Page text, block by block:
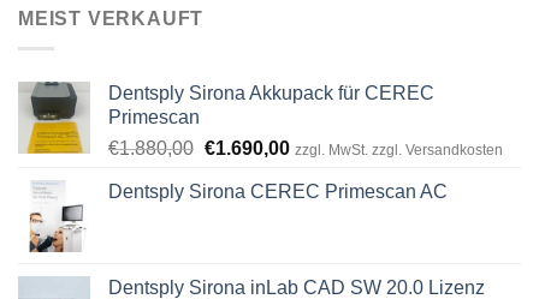
MEIST VERKAUFT
Dentsply Sirona Akkupack für CEREC
Primescan
€1.880,00 Ursprünglicher
war:
€1.690,00Aktueller
ist:
zzgl. MwSt. zzgl. Versandkosten
Dentsply Sirona CEREC Primescan AC
Dentsply Sirona inLab CAD SW 20.0 Lizenz